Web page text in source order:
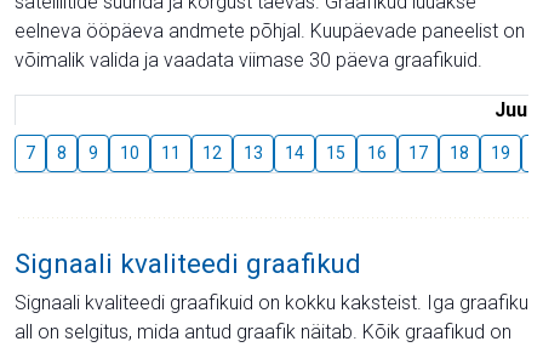
eelneva ööpäeva andmete põhjal. Kuupäevade paneelist on
võimalik valida ja vaadata viimase 30 päeva graafikuid.
Juuli
7 8 9 10 11 12 13 14 15 16 17 18 19
Signaali kvaliteedi graafikud
Signaali kvaliteedi graafikuid on kokku kaksteist. Iga graafiku
all on selgitus, mida antud graafik näitab. Kõik graafikud on